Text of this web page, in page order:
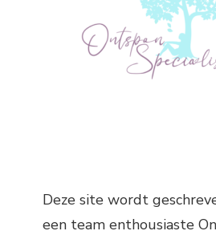
Deze site wordt
een team enthousiaste